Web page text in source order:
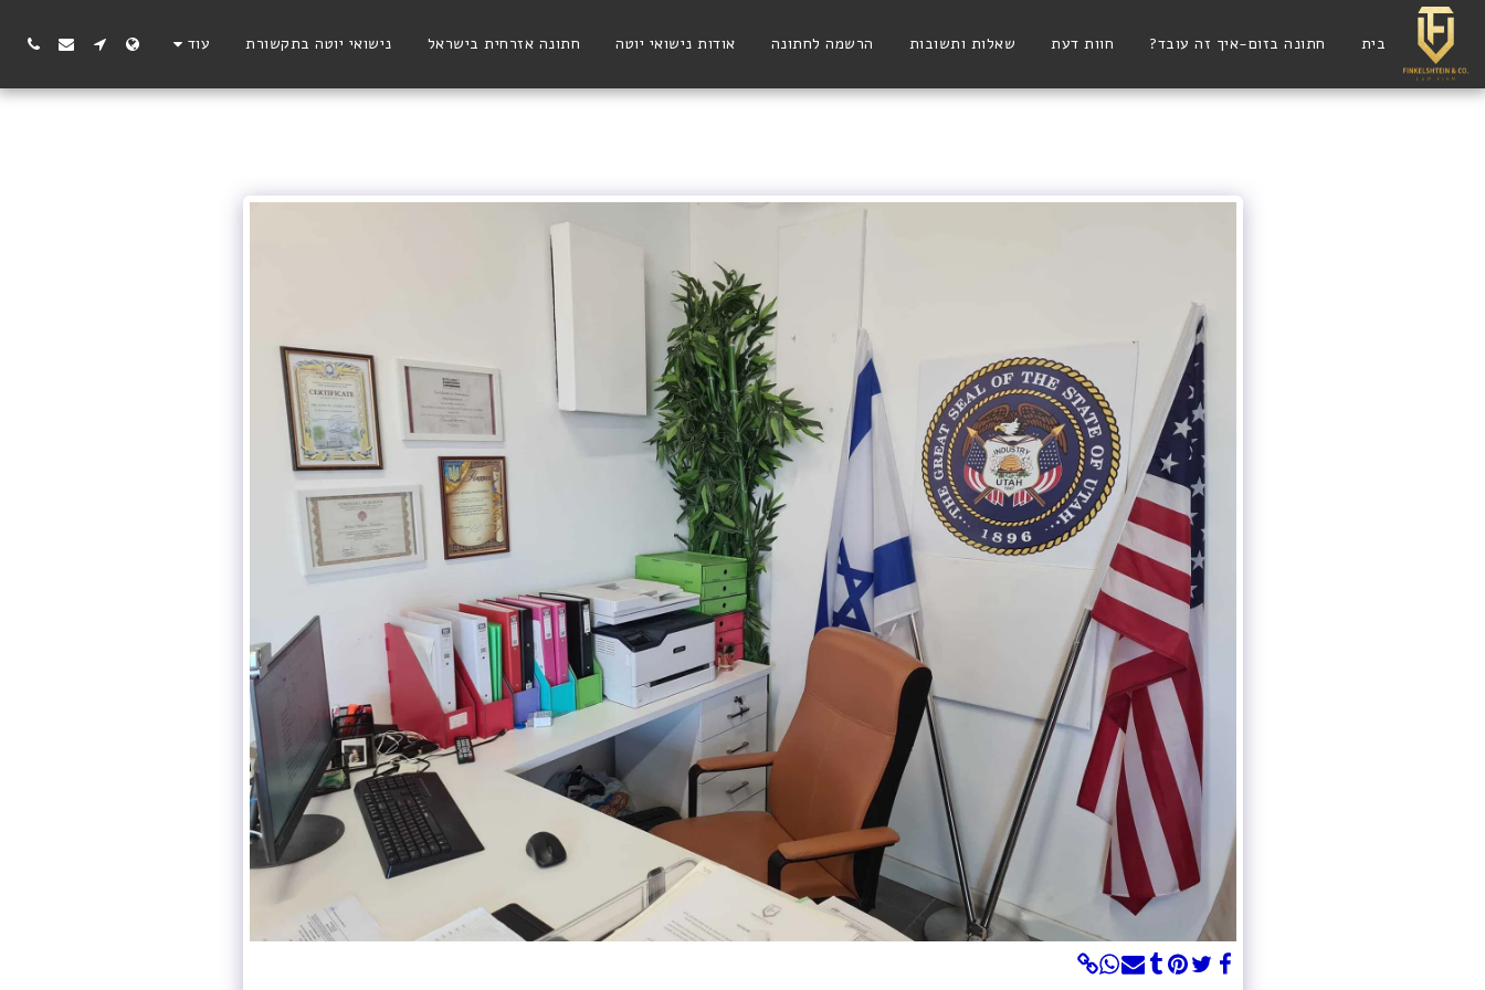
בית חתונה בזום-איך זה עובד? חוות דעת שאלות ותשובות הרשמה לחתונה אודות נישואי יוטה חתונה אזרחית בישראל נישואי יוטה בתקשורת עוד